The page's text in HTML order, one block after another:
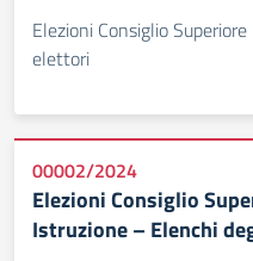
Elezioni Consiglio
elettori
00002/2024
Elezioni Consiglio
Istruzione – Elenchi